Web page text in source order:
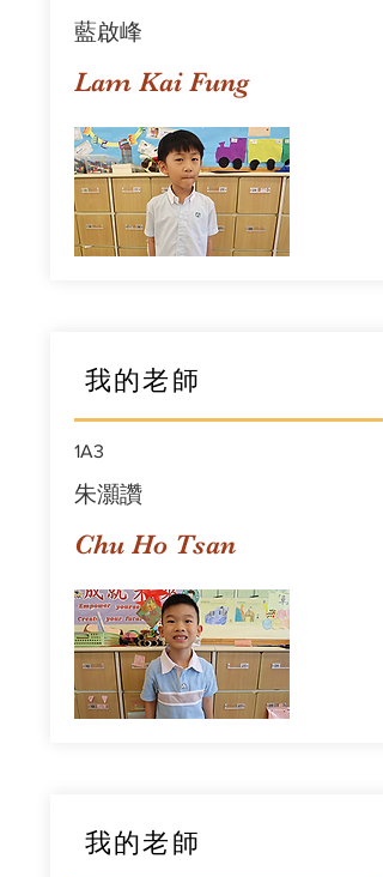
藍啟峰
Lam Kai Fung
我的老師
1A3
朱灝讚
Chu Ho Tsan
我的老師